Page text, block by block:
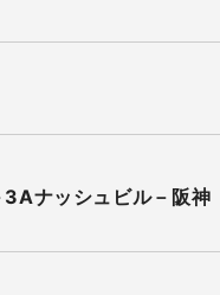
ナッシュビル－阪神